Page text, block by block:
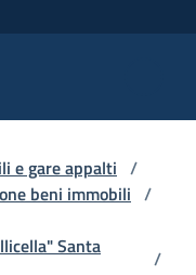
e gare appalti /
beni immobili /
Santa
/